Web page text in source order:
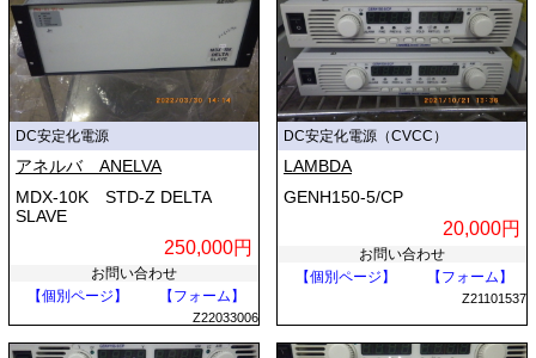
DC安定化電源
アネルバ ANELVA
MDX-10K STD-Z DELTA
SLAVE
250,000円
お問い合わせ
【個別ページ】
【フォーム】
Z22033006
DC安定化電源（CVCC）
LAMBDA
GENH150-5/CP
20,000円
お問い合わせ
【個別ページ】
【フォーム】
Z21101537